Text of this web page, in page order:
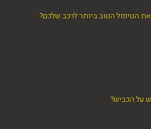
את הטיפול הטוב ביותר לרכב שלכם?
על הכביש?